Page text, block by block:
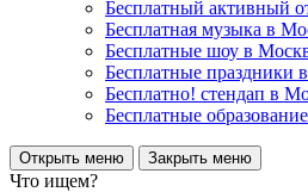
Бесплатный активный
Бесплатная музыка в
Бесплатные шоу в
Бесплатные праздники
Бесплатно! стендап в
Бесплатные
Открыть меню Закрыть меню
Что ищем?